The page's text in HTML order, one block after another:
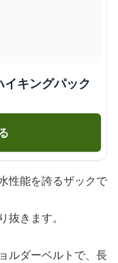
キングパック
性能を誇るザックで
きます。
ルダーベルトで、長